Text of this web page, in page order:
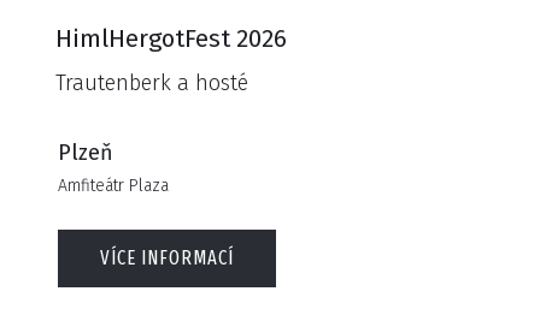
HimlHergotFest 2026
Trautenberk a hosté
Plzeň
Amfiteátr Plaza
VÍCE INFORMACÍ